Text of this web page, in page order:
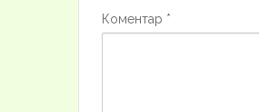
Коментар *